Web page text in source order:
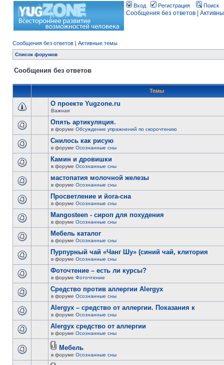
Вход Регистрация Поиск
Сообщения без ответов
Сообщения без ответов | Активные темы
Список форумов
Сообщения без ответов
Темы
О проекте Yugzone.ru
Важная
Опять артикуляция.
в форуме Обсуждение упражнений по скорочтению
Снилось как рисую
в форуме Осознанные сны
Камин и дровишки
в форуме Осознанные сны
мастопатия молочной железы
в форуме Осознанные сны
Просветление и йога-сна
в форуме Осознанные сны
Mangosteen - сироп для похудения
в форуме Осознанные сны
Мебель каталог
в форуме Осознанные сны
Пурпурный чай «Чанг Шу» (синий чай, клитория
в форуме Осознанные сны
Фоточтение – есть ли курсы?
в форуме Фоточтение
Cредство против аллергии Alergyx
в форуме Осознанные сны
Alergyx – средство от аллергии. Показания к
в форуме Осознанные сны
Alergyx средство от аллергии
в форуме Осознанные сны
Мебель
в форуме Осознанные сны